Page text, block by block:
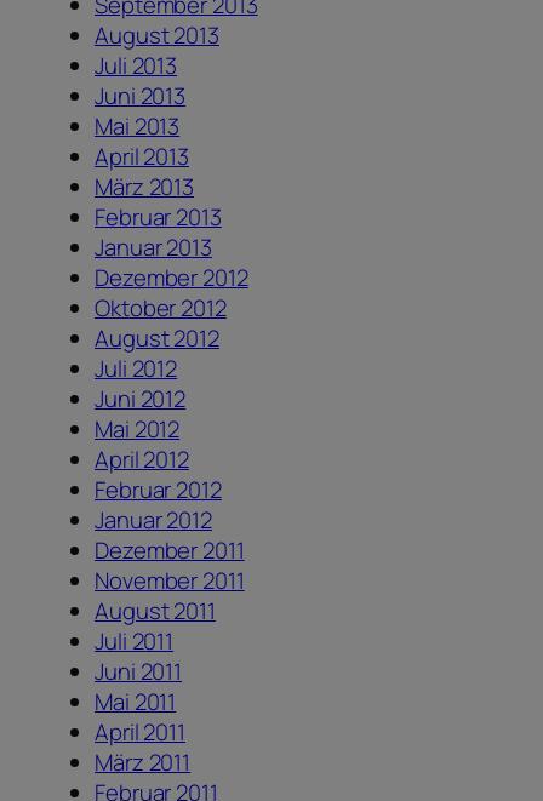
August 2013
Juli 2013
Juni 2013
Mai 2013
April 2013
März 2013
Februar 2013
Januar 2013
Dezember 2012
Oktober 2012
August 2012
Juli 2012
Juni 2012
Mai 2012
April 2012
Februar 2012
Januar 2012
Dezember 2011
November 2011
August 2011
Juli 2011
Juni 2011
Mai 2011
April 2011
März 2011
Februar 2011